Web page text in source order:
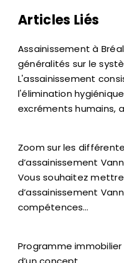
Articles Liés
Assainissement à
généralités sur le
L'assainissement
l'élimination
excréments humains,
Zoom sur les
d’assainissement
Vous souhaitez
d’assainissement
compétences…
Programme